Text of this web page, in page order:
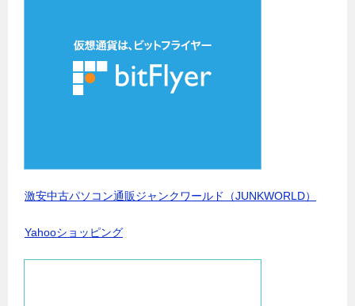
激安中古パソコン通販ジャンクワールド（JUNKWORLD）
Yahooショッピング